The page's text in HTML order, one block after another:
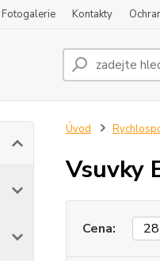
Fotogalerie Kontakty
Úvod
Vsuvky
Cena: